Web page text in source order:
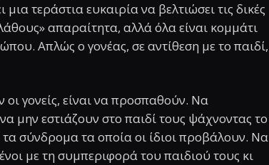
τεράστια ευκαιρία να βελτιώσει τις δικές
απαραίτητα, αλλά όλα είναι κομμάτι
Απλώς ο γονέας, σε αντίθεση με το παιδί,
γονείς, είναι να προσπαθούν. Να
μην εστιάζουν στο παιδί τους ψάχνοντας το
σύνδρομα τα οποία οι ίδιοι προβάλουν. Να
με τη συμπεριφορά του παιδιού τους κι